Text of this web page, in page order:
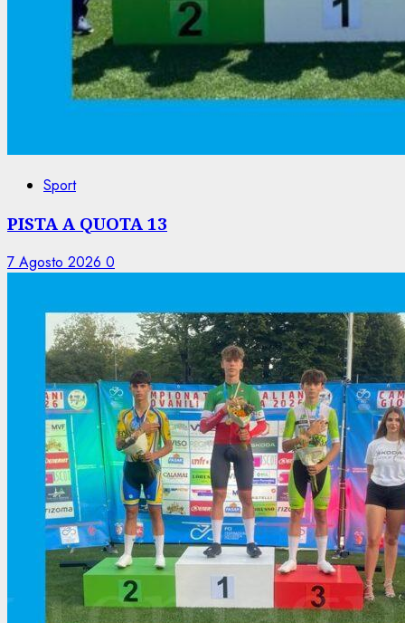
Sport
PISTA A QUOTA 13
7 Agosto 2026 0